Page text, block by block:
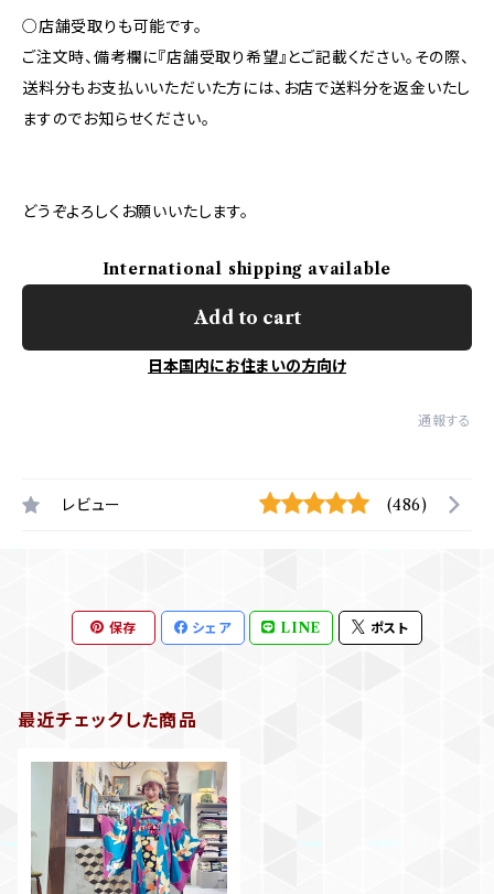
○店舗受取りも可能です。
ご注文時、備考欄に『店舗受取り希望』とご記載ください。その際、
送料分もお支払いいただいた方には、お店で送料分を返金いたし
ますのでお知らせください。
どうぞよろしくお願いいたします。
International shipping available
Add to cart
日本国内にお住まいの方向け
通報する
レビュー (486)
保存 シェア LINE ポスト
最近チェックした商品